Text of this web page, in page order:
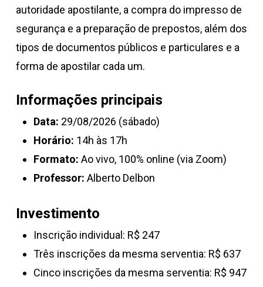
autoridade apostilante, a compra do impresso de
segurança e a preparação de prepostos, além dos
tipos de documentos públicos e particulares e a
forma de apostilar cada um.
Informações principais
Data: 29/08/2026 (sábado)
Horário: 14h às 17h
Formato: Ao vivo, 100% online (via Zoom)
Professor: Alberto Delbon
Investimento
Inscrição individual: R$ 247
Três inscrições da mesma serventia: R$ 637
Cinco inscrições da mesma serventia: R$ 947